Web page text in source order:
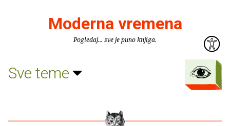
Moderna vremena
Pogledaj... sve je puno knjiga.
Sve teme